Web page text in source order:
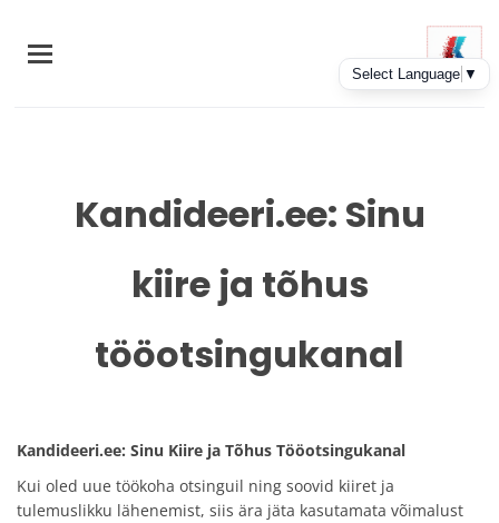
main
Kandideeri.ee: Sinu
kiire ja tõhus
tööotsingukanal
Kandideeri.ee: Sinu Kiire ja Tõhus Tööotsingukanal
Kui oled uue töökoha otsinguil ning soovid kiiret ja
tulemuslikku lähenemist, siis ära jäta kasutamata võimalust